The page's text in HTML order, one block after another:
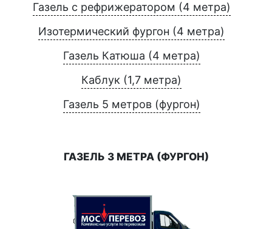
Газель с рефрижератором (4 метра)
Изотермический фургон (4 метра)
Газель Катюша (4 метра)
Каблук (1,7 метра)
Газель 5 метров (фургон)
ГАЗЕЛЬ 3 МЕТРА (ФУРГОН)